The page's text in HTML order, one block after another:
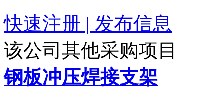
快速注册 | 发布信息
该公司其他采购项目
钢板冲压焊接支架